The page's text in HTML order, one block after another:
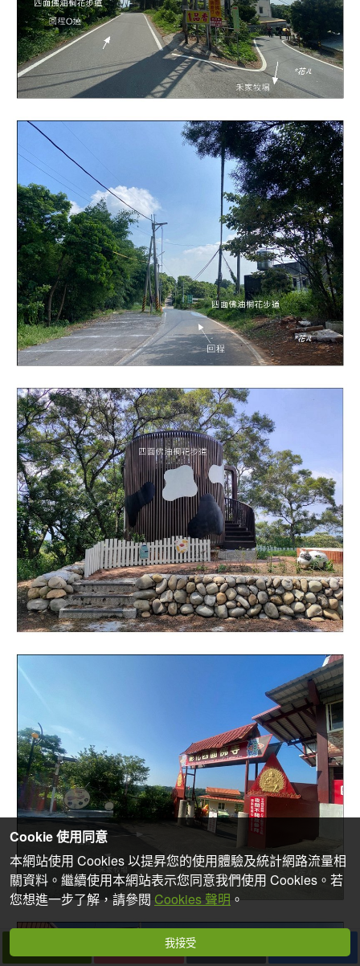
Cookie 使用同意
本網站使用 Cookies 以提昇您的使用體驗及統計網路流量相
關資料。繼續使用本網站表示您同意我們使用 Cookies。若
您想進一步了解，請參閱 Cookies 聲明 。
我接受